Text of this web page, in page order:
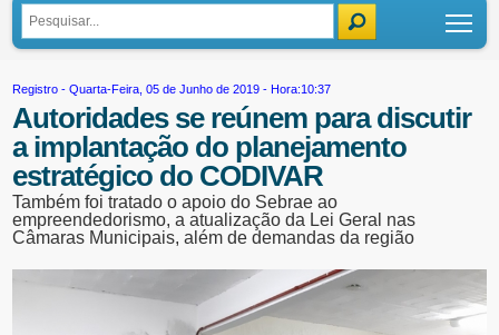
Registro - Quarta-Feira, 05 de Junho de 2019 - Hora:10:37
Autoridades se reúnem para discutir
a implantação do planejamento
estratégico do CODIVAR
Também foi tratado o apoio do Sebrae ao
empreendedorismo, a atualização da Lei Geral nas
Câmaras Municipais, além de demandas da região